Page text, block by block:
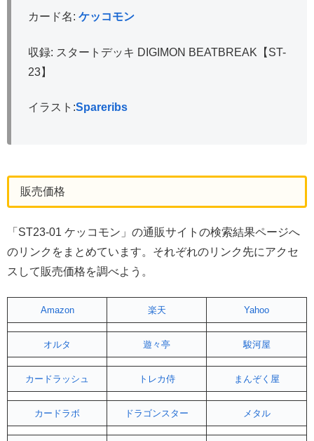
カード名: ケッコモン
収録: スタートデッキ DIGIMON BEATBREAK【ST-
23】
イラスト:Spareribs
販売価格
「ST23-01 ケッコモン」の通販サイトの検索結果ページへ
のリンクをまとめています。それぞれのリンク先にアクセ
スして販売価格を調べよう。
Amazon 楽天 Yahoo
オルタ 遊々亭 駿河屋
カードラッシュ トレカ侍 まんぞく屋
カードラボ ドラゴンスター メタル